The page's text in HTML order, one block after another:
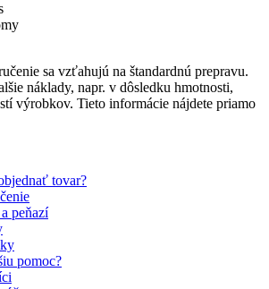
sa vzťahujú na štandardnú prepravu.
náklady, napr. v dôsledku hmotnosti,
výrobkov. Tieto informácie nájdete priamo
tovar?
peňazí
pomoc?